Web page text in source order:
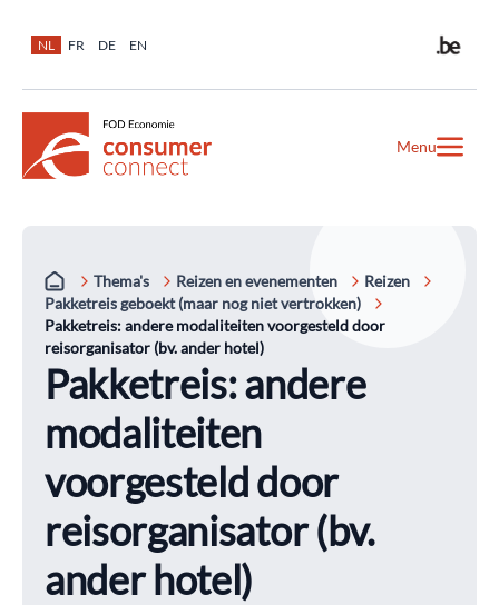
NL FR DE EN
Menu
Thema's Reizen en evenementen
Reizen
Pakketreis geboekt (maar nog niet vertrokken)
Pakketreis: andere modaliteiten voorgesteld door
reisorganisator (bv. ander hotel)
Pakketreis: andere
modaliteiten
voorgesteld door
reisorganisator (bv.
ander hotel)